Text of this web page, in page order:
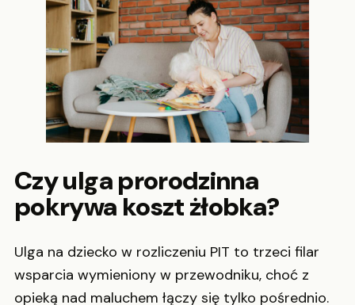
Czy ulga prorodzinna
pokrywa koszt żłobka?
Ulga na dziecko w rozliczeniu PIT to trzeci filar
wsparcia wymieniony w przewodniku, choć z
opieką nad maluchem łączy się tylko pośrednio.